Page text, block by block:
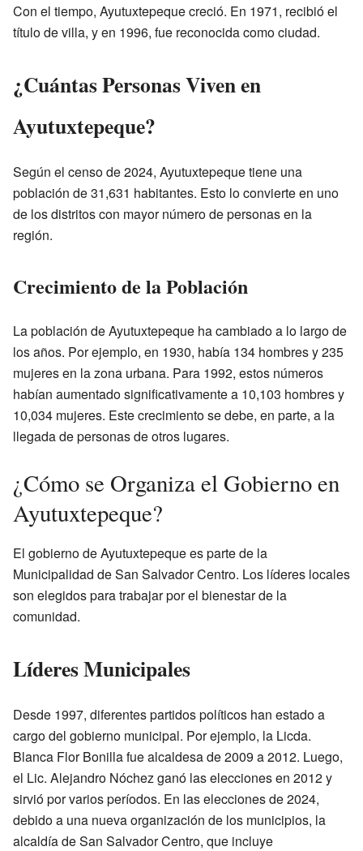
Con el tiempo, Ayutuxtepeque creció. En 1971, recibió el
título de villa, y en 1996, fue reconocida como ciudad.
¿Cuántas Personas Viven en
Ayutuxtepeque?
Según el censo de 2024, Ayutuxtepeque tiene una
población de 31,631 habitantes. Esto lo convierte en uno
de los distritos con mayor número de personas en la
región.
Crecimiento de la Población
La población de Ayutuxtepeque ha cambiado a lo largo de
los años. Por ejemplo, en 1930, había 134 hombres y 235
mujeres en la zona urbana. Para 1992, estos números
habían aumentado significativamente a 10,103 hombres y
10,034 mujeres. Este crecimiento se debe, en parte, a la
llegada de personas de otros lugares.
¿Cómo se Organiza el Gobierno en
Ayutuxtepeque?
El gobierno de Ayutuxtepeque es parte de la
Municipalidad de San Salvador Centro. Los líderes locales
son elegidos para trabajar por el bienestar de la
comunidad.
Líderes Municipales
Desde 1997, diferentes partidos políticos han estado a
cargo del gobierno municipal. Por ejemplo, la Licda.
Blanca Flor Bonilla fue alcaldesa de 2009 a 2012. Luego,
el Lic. Alejandro Nóchez ganó las elecciones en 2012 y
sirvió por varios períodos. En las elecciones de 2024,
debido a una nueva organización de los municipios, la
alcaldía de San Salvador Centro, que incluye